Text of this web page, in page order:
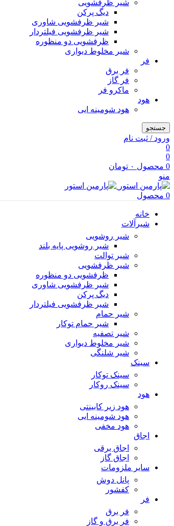
شیر ظرفشویی
دیگ پرکن
شیر ظرفشویی شاوری
شیر ظرفشویی فیلتردار
ظرفشویی دو منظوره
شیر مخلوط دیواری
فر
فر برق
فر گاز
ماكرو فر
هود
هود شومینه ایی
جستجو
ورود / ثبت نام
0
0
0 محصول ۰ تومان
منو
0 محصول
خانه
شیرآلات
شیر روشویی
شیر روشویی پایه بلند
شیر توالت
شیر ظرفشویی
ظرفشویی دو منظوره
شیر ظرفشویی شاوری
دیگ پرکن
شیر ظرفشویی فیلتردار
شیر حمام
شیر حمام توکار
شیر تصفیه
شیر مخلوط دیواری
شیر شلنگی
سینک
سینک توکار
سینک روکار
هود
هود زیر كابینتی
هود شومینه ایی
هود مخفى
اجاق
اجاق برقى
اجاق گاز
سایر ملزومات
پانل دوش
کفشور
فر
فر برق
فر برق و گاز